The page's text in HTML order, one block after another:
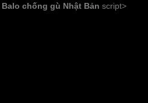
Balo chống gù Nhật Bản script>